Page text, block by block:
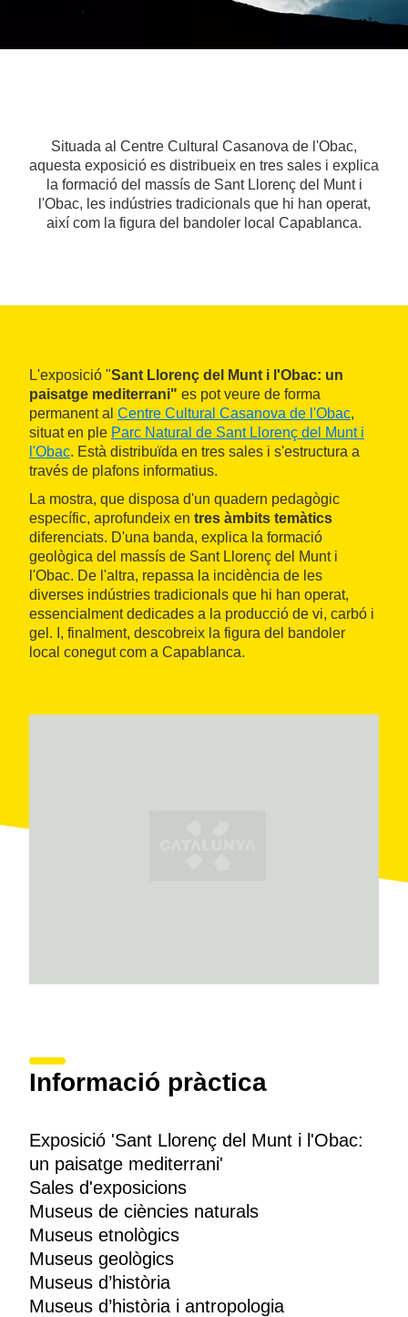
Situada al Centre Cultural Casanova de l'Obac,
aquesta exposició es distribueix en tres sales i explica
la formació del massís de Sant Llorenç del Munt i
l'Obac, les indústries tradicionals que hi han operat,
així com la figura del bandoler local Capablanca.
L'exposició "Sant Llorenç del Munt i l'Obac: un
paisatge mediterrani" es pot veure de forma
permanent al Centre Cultural Casanova de l'Obac,
situat en ple Parc Natural de Sant Llorenç del Munt i
l'Obac. Està distribuïda en tres sales i s'estructura a
través de plafons informatius.
La mostra, que disposa d'un quadern pedagògic
específic, aprofundeix en tres àmbits temàtics
diferenciats. D'una banda, explica la formació
geològica del massís de Sant Llorenç del Munt i
l'Obac. De l'altra, repassa la incidència de les
diverses indústries tradicionals que hi han operat,
essencialment dedicades a la producció de vi, carbó i
gel. I, finalment, descobreix la figura del bandoler
local conegut com a Capablanca.
Informació pràctica
Exposició 'Sant Llorenç del Munt i l'Obac:
un paisatge mediterrani'
Sales d'exposicions
Museus de ciències naturals
Museus etnològics
Museus geològics
Museus d’història
Museus d’història i antropologia